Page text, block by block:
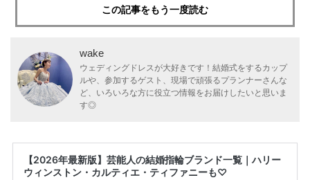
この記事をもう一度読む
wake
ウェディングドレスが大好きです！結婚式をするカップ
ルや、参加するゲスト、現場で頑張るプランナーさんな
ど、いろいろな方に役立つ情報をお届けしたいと思いま
す◎
【2026年最新版】芸能人の結婚指輪ブランド一覧｜ハリー
ウィンストン・カルティエ・ティファニーも♡